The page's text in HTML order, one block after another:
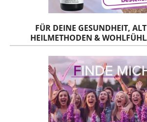
FÜR DEINE GESUNDHEIT,
HEILMETHODEN &